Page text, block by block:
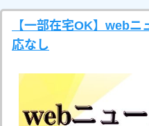
【一部在宅OK】web
応なし